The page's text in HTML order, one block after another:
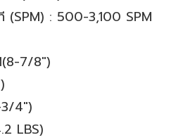
(SPM) : 500-3,100 SPM
7/8")
4")
LBS)